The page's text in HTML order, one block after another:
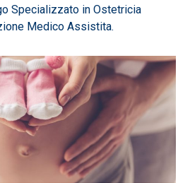
Specializzato in Ostetricia
Medico Assistita.